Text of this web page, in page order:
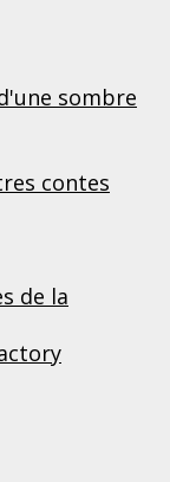
sombre
contes
de la